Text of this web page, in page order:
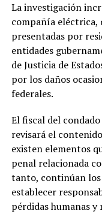
La investigación
compañía eléctrica,
presentadas por
entidades
de Justicia de
por los daños
federales.
El fiscal del
revisará el
existen elementos
penal relacionada
tanto, continúan los
establecer
pérdidas humanas y